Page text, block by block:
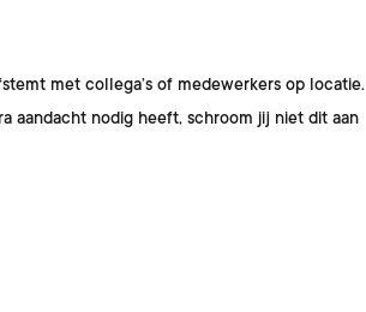
met collega’s of medewerkers op locatie.
aandacht nodig heeft, schroom jij niet dit aan